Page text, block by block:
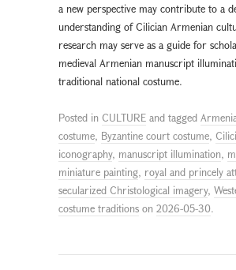
a new perspective may contribute to a
understanding of Cilician Armenian
research may serve as a guide for
medieval Armenian manuscript
traditional national costume.
Posted in CULTURE and tagged
costume, Byzantine court costume,
iconography, manuscript illumination,
miniature painting, royal and princely
secularized Christological imagery,
costume traditions on 2026-05-30.